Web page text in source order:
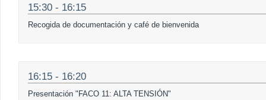
15:30 - 16:15
Recogida de documentación y café de bienvenida
16:15 - 16:20
Presentación "FACO 11: ALTA TENSIÓN"